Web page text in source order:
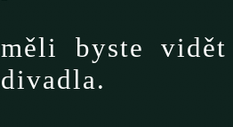
měli byste
divadla.